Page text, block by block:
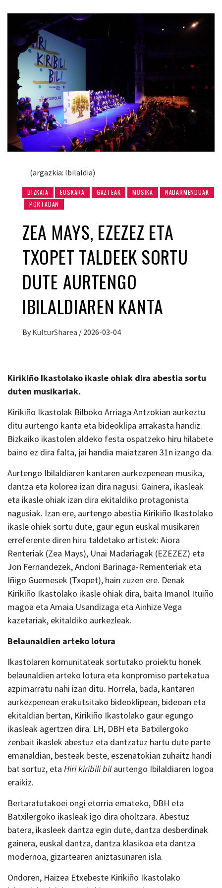
(argazkia: Ibilaldia)
BIZKAIA EUSKARA GAZTEAK MUSIKA
NABARMENDUAK
PORTADAN
ZEA MAYS, EZEZEZ ETA
TXOPET TALDEEK SORTU
DUTE AURTENGO
IBILALDIAREN KANTA
By KulturSharea / 2026-03-04
Kirikiño Ikastolako ikasle ohiak dira abestia sortu
duten musikariak.
Kirikiño Ikastolak Bilboko Arriaga Antzokian aurkeztu
ditu aurtengo kanta eta bideoklipa arrakasta handiz.
Bizkaiko ikastolen aldeko festa ospatzeko hiru hilabete
baino ez dira falta, jai handia maiatzaren 31n izango da.
Aurtengo Ibilaldiaren kantaren aurkezpenean musika,
dantza eta kolorea izan dira nagusi. Gainera, ikasleak
eta ikasle ohiak izan dira ekitaldiko protagonista
nagusiak. Izan ere, aurtengo abestia Kirikiño Ikastolako
ikasle ohiek sortu dute, gaur egun euskal musikaren
erreferente diren hiru taldetako artistek: Aiora
Renteriak (Zea Mays), Unai Madariagak (EZEZEZ) eta
Jon Fernandezek, Andoni Barinaga-Rementeriak eta
Iñigo Guemesek (Txopet), hain zuzen ere. Denak
Kirikiño Ikastolako ikasle ohiak dira, baita Imanol Ituiño
magoa eta Amaia Usandizaga eta Ainhize Vega
kazetariak, ekitaldiko aurkezleak.
Belaunaldien arteko lotura
Ikastolaren komunitateak sortutako proiektu honek
belaunaldien arteko lotura eta konpromiso partekatua
azpimarratu nahi izan ditu. Horrela, bada, kantaren
aurkezpenean erakutsitako bideoklipean, bideoan eta
ekitaldian bertan, Kirikiño Ikastolako gaur egungo
ikasleak agertzen dira. LH, DBH eta Batxilergoko
zenbait ikaslek abestuz eta dantzatuz hartu dute parte
emanaldian, besteak beste, eszenatokian zuhaitz handi
bat sortuz, eta Hiri kiribili bilaurtengo Ibilaldiaren logoa
eraikiz.
Bertaratutakoei ongi etorria emateko, DBH eta
Batxilergoko ikasleak igo dira oholtzara. Abestuz
batera, ikasleek dantza egin dute, dantza desberdinak
gainera, euskal dantza, dantza klasikoa eta dantza
modernoa, gizartearen aniztasunaren isla.
Ondoren, Haizea Etxebeste Kirikiño Ikastolako